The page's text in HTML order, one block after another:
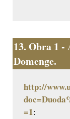
13. Obra 1 -
Domenge.
http://
=1: